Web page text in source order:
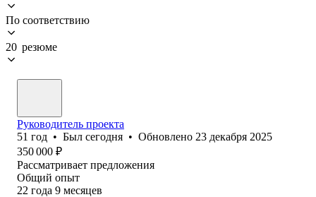
По соответствию
20 резюме
Руководитель проекта
51 год • Был сегодня • Обновлено 23 декабря 2025
350 000 ₽
Рассматривает предложения
Общий опыт
22 года 9 месяцев